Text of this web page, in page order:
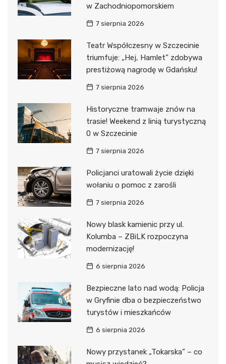
w Zachodniopomorskiem
7 sierpnia 2026
Teatr Współczesny w Szczecinie
triumfuje: „Hej, Hamlet” zdobywa
prestiżową nagrodę w Gdańsku!
7 sierpnia 2026
Historyczne tramwaje znów na
trasie! Weekend z linią turystyczną
0 w Szczecinie
7 sierpnia 2026
Policjanci uratowali życie dzięki
wołaniu o pomoc z zarośli
7 sierpnia 2026
Nowy blask kamienic przy ul.
Kolumba – ZBiLK rozpoczyna
modernizację!
6 sierpnia 2026
Bezpieczne lato nad wodą: Policja
w Gryfinie dba o bezpieczeństwo
turystów i mieszkańców
6 sierpnia 2026
Nowy przystanek „Tokarska” – co